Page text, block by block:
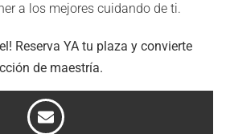
a los mejores cuidando de ti.
Reserva YA tu plaza y convierte
de maestría.